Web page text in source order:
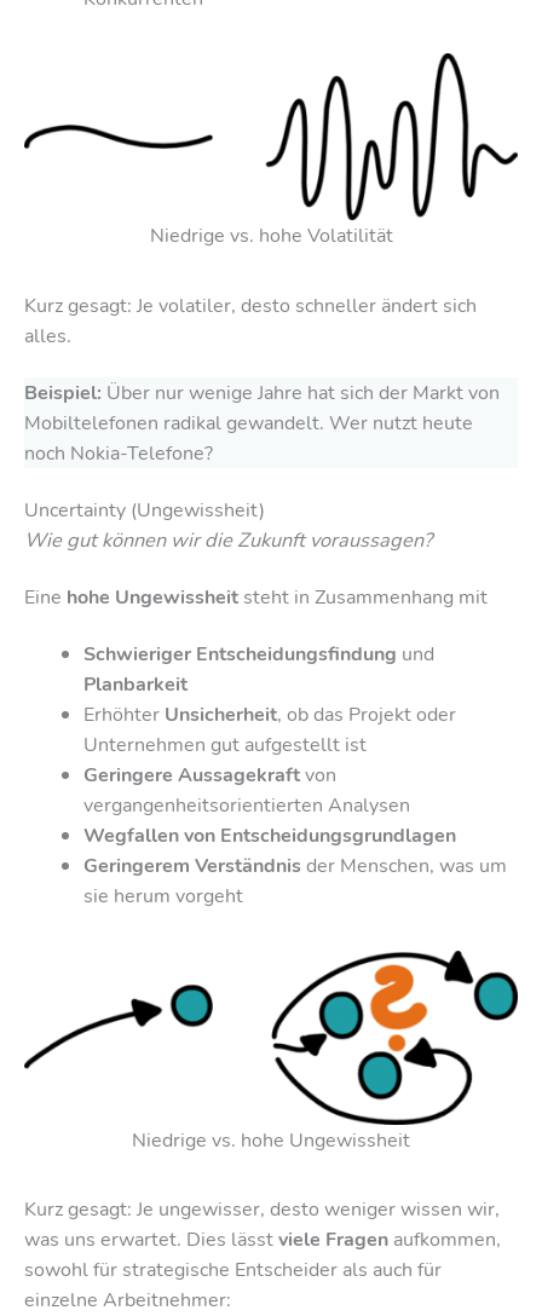
Niedrige vs. hohe Volatilität
Kurz gesagt: Je volatiler, desto schneller ändert sich
alles.
Beispiel: Über nur wenige Jahre hat sich der Markt von
Mobiltelefonen radikal gewandelt. Wer nutzt heute
noch Nokia-Telefone?
Uncertainty (Ungewissheit)
Wie gut können wir die Zukunft voraussagen?
Eine hohe Ungewissheit steht in Zusammenhang mit
Schwieriger Entscheidungsfindung und
Planbarkeit
Erhöhter Unsicherheit, ob das Projekt oder
Unternehmen gut aufgestellt ist
Geringere Aussagekraftvon
vergangenheitsorientierten Analysen
Wegfallen von Entscheidungsgrundlagen
Geringerem Verständnisder Menschen, was um
sie herum vorgeht
Niedrige vs. hohe Ungewissheit
Kurz gesagt: Je ungewisser, desto weniger wissen wir,
was uns erwartet. Dies lässtviele Fragen aufkommen,
sowohl für strategische Entscheider als auch für
einzelne Arbeitnehmer: